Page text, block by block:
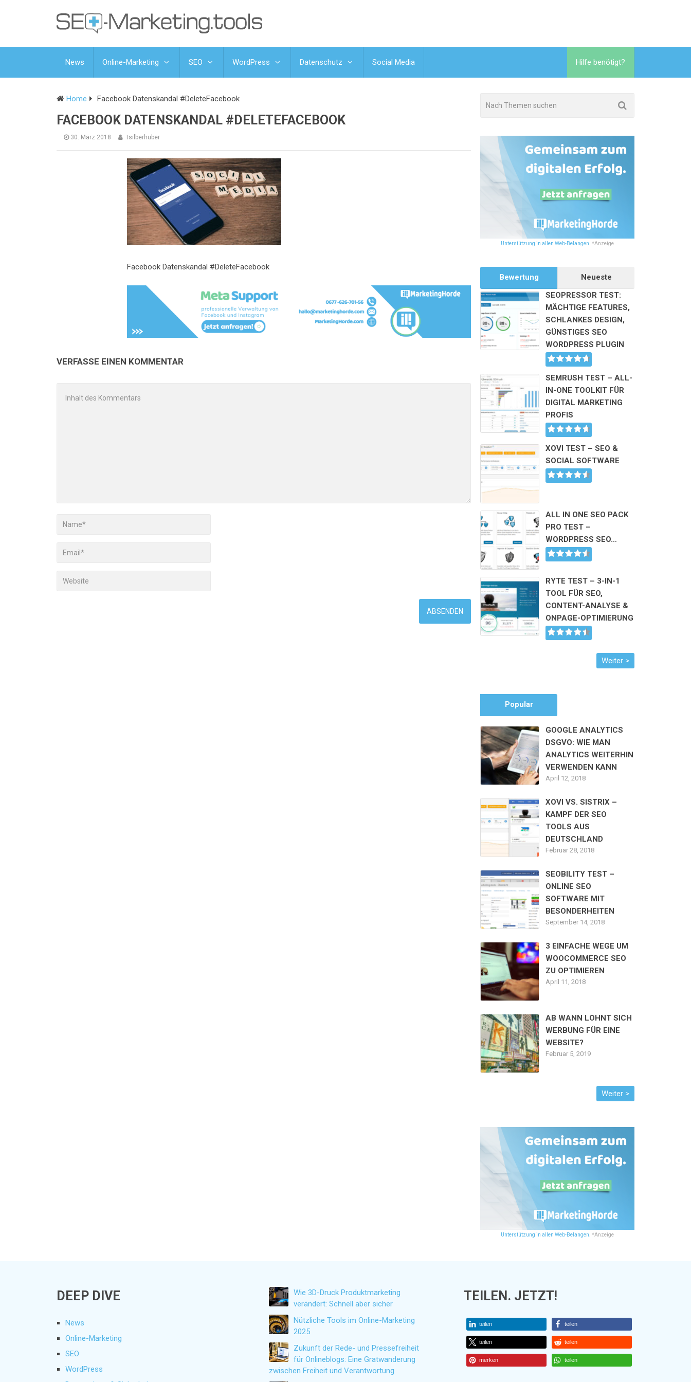
News Online-Marketing SEO WordPress Datenschutz Social Media Hilfe benötigt?
Home Facebook Datenskandal #DeleteFacebook
FACEBOOK DATENSKANDAL #DELETEFACEBOOK
30. März 2018 tsilberhuber
Facebook Datenskandal #DeleteFacebook
VERFASSE EINEN KOMMENTAR
Alternative:
Unterstützung in allen Web-Belangen. *Anzeige
Bewertung
Neueste
SEOPRESSOR TEST:
MÄCHTIGE FEATURES,
SCHLANKES DESIGN,
GÜNSTIGES SEO
WORDPRESS PLUGIN
SEMRUSH TEST – ALL-
IN-ONE TOOLKIT FÜR
DIGITAL MARKETING
PROFIS
XOVI TEST – SEO &
SOCIAL SOFTWARE
ALL IN ONE SEO PACK
PRO TEST –
WORDPRESS SEO…
RYTE TEST – 3-IN-1
TOOL FÜR SEO,
CONTENT-ANALYSE &
ONPAGE-OPTIMIERUNG
Popular
GOOGLE ANALYTICS
DSGVO: WIE MAN
ANALYTICS WEITERHIN
VERWENDEN KANN
April 12, 2018
XOVI VS. SISTRIX –
KAMPF DER SEO
TOOLS AUS
DEUTSCHLAND
Februar 28, 2018
SEOBILITY TEST –
ONLINE SEO
SOFTWARE MIT
BESONDERHEITEN
September 14, 2018
3 EINFACHE WEGE UM
WOOCOMMERCE SEO
ZU OPTIMIEREN
April 11, 2018
AB WANN LOHNT SICH
WERBUNG FÜR EINE
WEBSITE?
Februar 5, 2019
Unterstützung in allen Web-Belangen. *Anzeige
DEEP DIVE
News
Online-Marketing
SEO
WordPress
Wie 3D-Druck Produktmarketing
verändert: Schnell aber sicher
Nützliche Tools im Online-Marketing
2025
Zukunft der Rede- und Pressefreiheit
für Onlineblogs: Eine Gratwanderung
zwischen Freiheit und Verantwortung
TEILEN. JETZT!
teilen teilen
teilen teilen
merken teilen